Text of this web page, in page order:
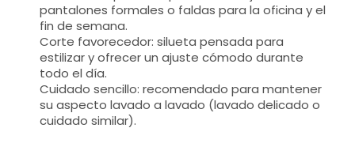
pantalones formales o faldas para la oficina y el
fin de semana.
Corte favorecedor: silueta pensada para
estilizar y ofrecer un ajuste cómodo durante
todo el día.
Cuidado sencillo: recomendado para mantener
su aspecto lavado a lavado (lavado delicado o
cuidado similar).